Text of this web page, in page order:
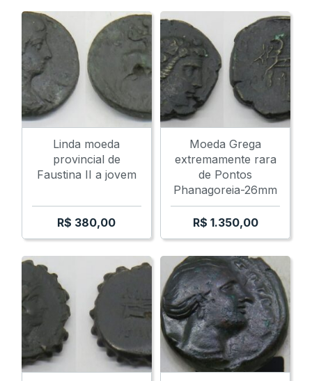
Linda moeda
provincial de
Faustina II a jovem
R$ 380,00
Moeda Grega
extremamente rara
de Pontos
Phanagoreia-26mm
R$ 1.350,00